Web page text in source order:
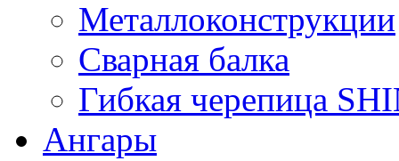
Металлоконструкции
Сварная балка
Гибкая черепица
Ангары